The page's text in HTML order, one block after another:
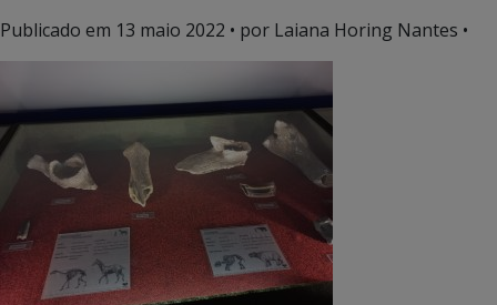
Publicado em 13 maio 2022 • por Laiana Horing Nantes •